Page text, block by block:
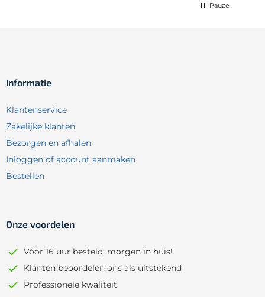
Pauze
Informatie
Klantenservice
Zakelijke klanten
Bezorgen en afhalen
Inloggen of account aanmaken
Bestellen
Onze voordelen
Vóór 16 uur besteld, morgen in huis!
Klanten beoordelen ons als uitstekend
Professionele kwaliteit